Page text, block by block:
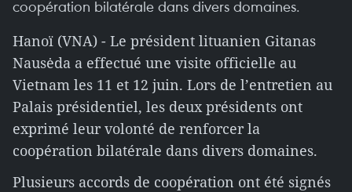
coopération bilatérale dans divers domaines.
Hanoï (VNA) - Le président lituanien Gitanas
Nausėda a effectué une visite officielle au
Vietnam les 11 et 12 juin. Lors de l’entretien au
Palais présidentiel, les deux présidents ont
exprimé leur volonté de renforcer la
coopération bilatérale dans divers domaines.
Plusieurs accords de coopération ont été signés